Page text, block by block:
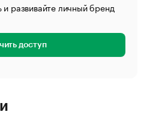
развивайте личный бренд
доступ